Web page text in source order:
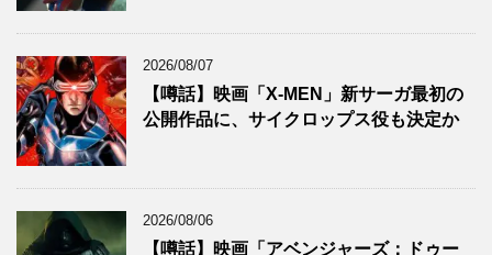
2026/08/07
【噂話】映画「X-MEN」新サーガ最初の
公開作品に、サイクロップス役も決定か
2026/08/06
【噂話】映画「アベンジャーズ：ドゥー